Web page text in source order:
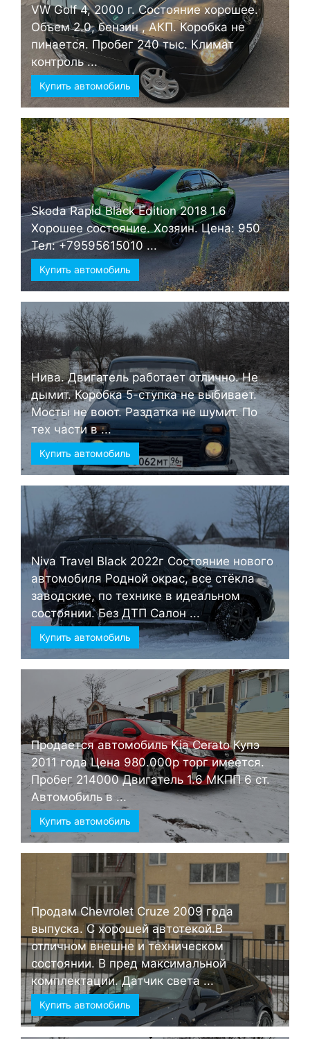
VW Golf 4, 2000 г. Состояние хорошее.
Объем 2.0, бензин , АКП. Коробка не
пинается. Пробег 240 тыс. Климат
контроль ...
Купить автомобиль
Skoda Rapid Black Edition 2018 1.6
Хорошее состояние. Хозяин. Цена: 950
Тел: +79595615010 ...
Купить автомобиль
Нива. Двигатель работает отлично. Не
дымит. Коробка 5-ступка не выбивает.
Мосты не воют. Раздатка не шумит. По
тех части в ...
Купить автомобиль
Niva Travel Black 2022г Состояние нового
автомобиля Родной окрас, все стёкла
заводские, по технике в идеальном
состоянии. Без ДТП Салон ...
Купить автомобиль
Продается автомобиль Kia Cerato Купэ
2011 года Цена 980.000р торг имеется.
Пробег 214000 Двигатель 1.6 МКПП 6 ст.
Автомобиль в ...
Купить автомобиль
Продам Chevrolet Cruze 2009 года
выпуска. С хорошей автотекой.В
отличном внешне и техническом
состоянии. В пред максимальной
комплектации. Датчик света ...
Купить автомобиль